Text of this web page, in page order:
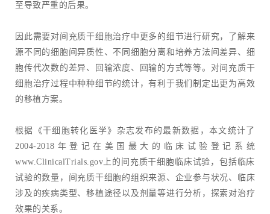
至导致严重的后果。
因此需要对间充质干细胞治疗中更多的细节进行研究，了解来
源不同的细胞间异质性、不同细胞分离和培养方法间差异、细
胞传代次数的差异、回输浓度、回输的方式等等。对间充质干
细胞治疗过程中种种细节的统计，有利于我们制定出更为高效
的移植方案。
根据《干细胞转化医学》杂志发布的最新数据，本文统计了
2004-2018年登记在美国最大的临床试验登记系统
www.ClinicalTrials.gov上的间充质干细胞临床试验，包括临床
试验的数量，间充质干细胞的组织来源、企业参与状况、临床
涉及的疾病类型、移植途径以及剂量等进行分析，探索对治疗
效果的关系。